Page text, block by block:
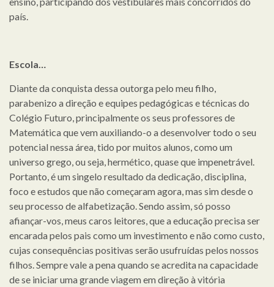
país.
Escola…
Diante da conquista dessa outorga pelo meu filho,
parabenizo a direção e equipes pedagógicas e técnicas do
Colégio Futuro, principalmente os seus professores de
Matemática que vem auxiliando-o a desenvolver todo o seu
potencial nessa área, tido por muitos alunos, como um
universo grego, ou seja, hermético, quase que impenetrável.
Portanto, é um singelo resultado da dedicação, disciplina,
foco e estudos que não começaram agora, mas sim desde o
seu processo de alfabetização. Sendo assim, só posso
afiançar-vos, meus caros leitores, que a educação precisa ser
encarada pelos pais como um investimento e não como custo,
cujas consequências positivas serão usufruídas pelos nossos
filhos. Sempre vale a pena quando se acredita na capacidade
de se iniciar uma grande viagem em direção à vitória